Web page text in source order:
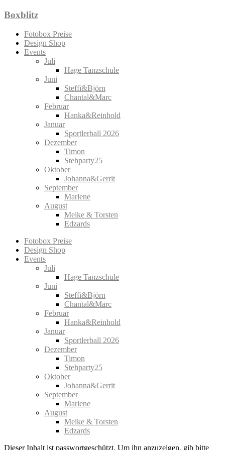
Zum
springen
Boxblitz
Fotobox Preise
Design Shop
Events
Juli
Hage Tanzschule
Juni
Steffi&Björn
Chantal&Marc
Februar
Hanka&Reinhold
Januar
Sportlerball 2026
Dezember
Timon
Stehparty25
Oktober
Johanna&Gerrit
September
Marlene
August
Meike & Torsten
Edzards
Fotobox Preise
Design Shop
Events
Juli
Hage Tanzschule
Juni
Steffi&Björn
Chantal&Marc
Februar
Hanka&Reinhold
Januar
Sportlerball 2026
Dezember
Timon
Stehparty25
Oktober
Johanna&Gerrit
September
Marlene
August
Meike & Torsten
Edzards
Dieser Inhalt ist passwortgeschützt. Um ihn anzuzeigen, gib bitte